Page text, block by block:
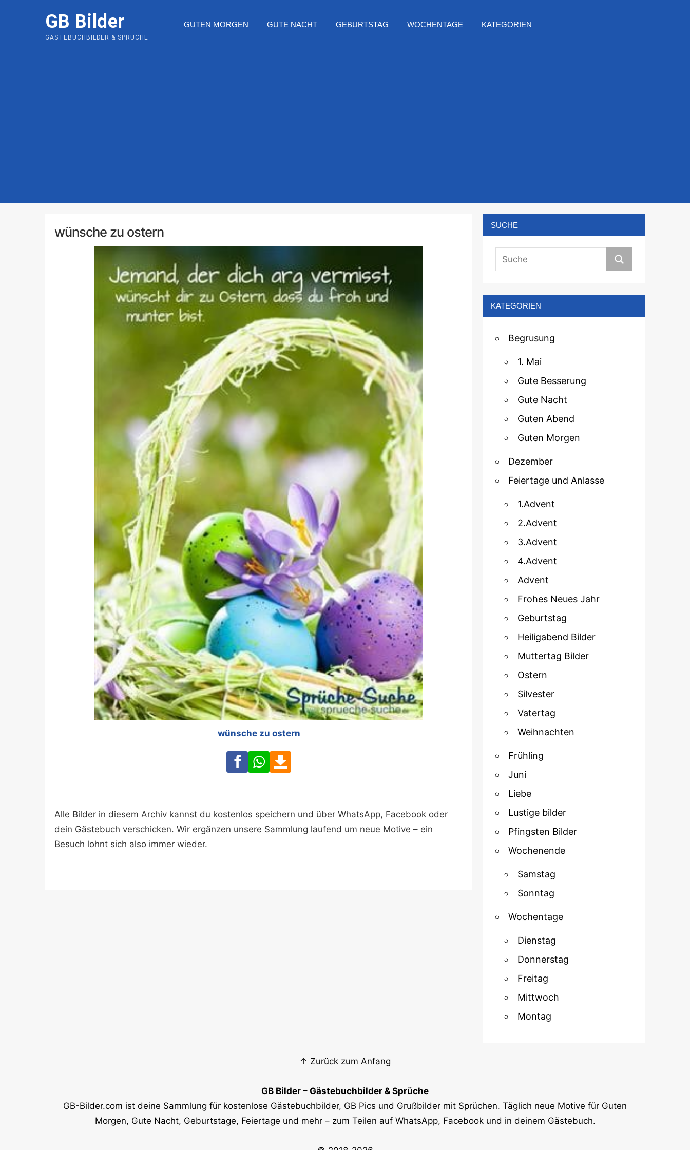
GB Bilder
GÄSTEBUCHBILDER & SPRÜCHE
GUTEN MORGEN GUTE NACHT GEBURTSTAG WOCHENTAGE KATEGORIEN
wünsche zu ostern
wünsche zu ostern
FacebookWhatsApp
Alle Bilder in diesem Archiv kannst du kostenlos speichern und über WhatsApp, Facebook oder
dein Gästebuch verschicken. Wir ergänzen unsere Sammlung laufend um neue Motive – ein
Besuch lohnt sich also immer wieder.
SUCHE
KATEGORIEN
Begrusung
1. Mai
Gute Besserung
Gute Nacht
Guten Abend
Guten Morgen
Dezember
Feiertage und Anlasse
1.Advent
2.Advent
3.Advent
4.Advent
Advent
Frohes Neues Jahr
Geburtstag
Heiligabend Bilder
Muttertag Bilder
Ostern
Silvester
Vatertag
Weihnachten
Frühling
Juni
Liebe
Lustige bilder
Pfingsten Bilder
Wochenende
Samstag
Sonntag
Wochentage
Dienstag
Donnerstag
Freitag
Mittwoch
Montag
↑ Zurück zum Anfang
GB Bilder – Gästebuchbilder & Sprüche
GB-Bilder.com ist deine Sammlung für kostenlose Gästebuchbilder, GB Pics und Grußbilder mit Sprüchen. Täglich neue Motive für Guten
Morgen, Gute Nacht, Geburtstage, Feiertage und mehr – zum Teilen auf WhatsApp, Facebook und in deinem Gästebuch.